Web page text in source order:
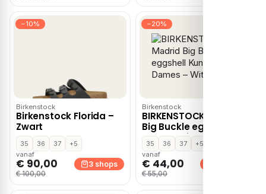
−10%
Birkenstock
Birkenstock Florida –
Zwart
35 36 37
+5
vanaf
€ 90,00
€ 100,00
3 shops
−20%
Birkenstock
BIRKENSTOCK Madrid
Big Buckle eggshell
Kunststof Dames –
Wit
35 36 37
+5
vanaf
€ 44,00
€ 55,00